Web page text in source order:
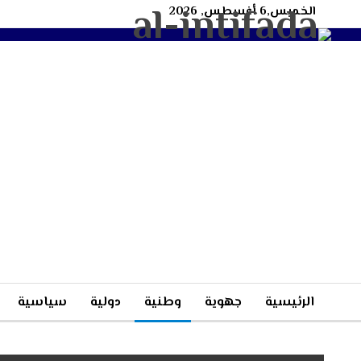
الخميس,6 أغسطس, 2026
الرئيسية جهوية وطنية دولية سياسية